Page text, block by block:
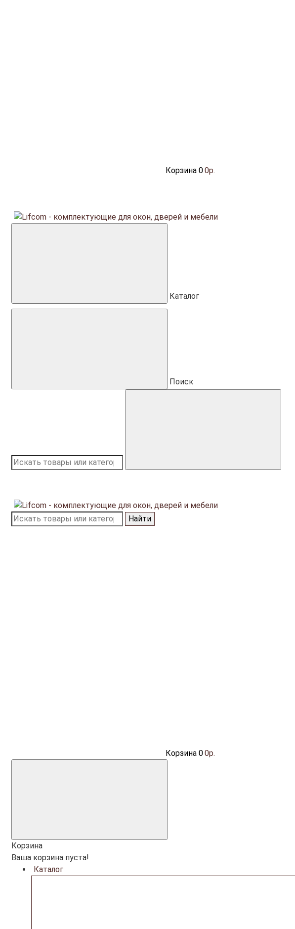
Корзина 00р.
Каталог
Поиск
Найти
Корзина 00р.
Корзина
Ваша корзина пуста!
Каталог